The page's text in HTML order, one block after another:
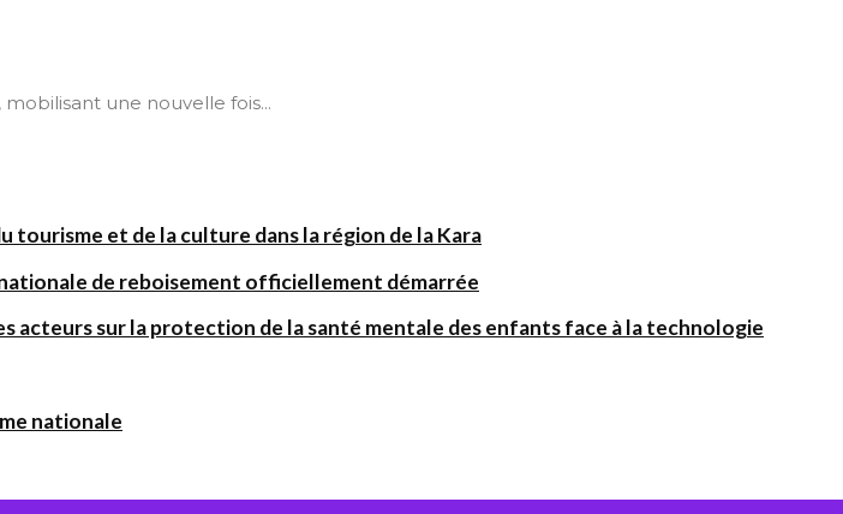
mobilisant une nouvelle fois...
tourisme et de la culture dans la région de la Kara
de reboisement officiellement démarrée
acteurs sur la protection de la santé mentale des enfants face à la technologie
nationale